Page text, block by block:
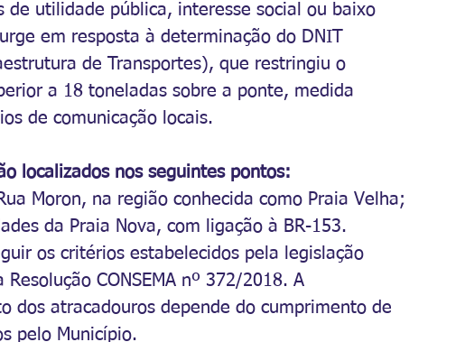
de utilidade pública, interesse social ou baixo
em resposta à determinação do DNIT
de Transportes), que restringiu o
a 18 toneladas sobre a ponte, medida
de comunicação locais.
localizados nos seguintes pontos:
Moron, na região conhecida como Praia Velha;
da Praia Nova, com ligação à BR-153.
os critérios estabelecidos pela legislação
CONSEMA nº 372/2018. A
dos atracadouros depende do cumprimento de
pelo Município.